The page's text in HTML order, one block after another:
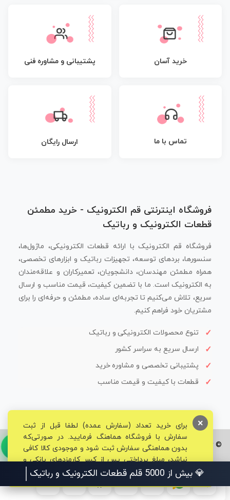
خرید آسان پشتیبانی و مشاوره فنی
تماس با ما ارسال رایگان
فروشگاه اینترنتی قم الکترونیک - خرید مطمئن
قطعات الکترونیک و رباتیک
فروشگاه قم الکترونیک با ارائه قطعات الکترونیکی، ماژول‌ها،
سنسورها، بردهای توسعه، تجهیزات رباتیک و ابزارهای تخصصی،
همراه مطمئن مهندسان، دانشجویان، تعمیرکاران و علاقه‌مندان
به الکترونیک است. ما با تضمین کیفیت، قیمت مناسب و ارسال
سریع، تلاش می‌کنیم تا تجربه‌ای ساده، مطمئن و حرفه‌ای را برای
مشتریان خود فراهم کنیم.
تنوع محصولات الکترونیکی و رباتیک
ارسال سریع به سراسر کشور
پشتیبانی تخصصی و مشاوره خرید
قطعات با کیفیت و قیمت مناسب
© تمامی حقوق برای فروشگاه تخصصی قم الکترونیک محفوظ می‌باشد.
برای خرید تعداد (سفارش عمده) لطفا قبل از ثبت
سفارش با فروشگاه هماهنگ فرمایید. در صورتی‌که
بدون هماهنگی سفارش ثبت شود و موجودی کالا کافی
نباشد، مبلغ پرداختی پس از کسر کارمزدهای بانکی و
مالیاتی به حساب شما بازگشت داده خواهد شد.
×
💎 بیش از 5000 قلم قطعات الکترونیک و رباتیک